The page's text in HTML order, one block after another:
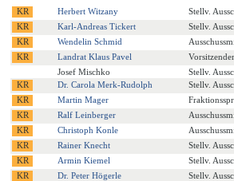
Herbert Witzany
Stellv.
Karl-Andreas Tickert
Stellv.
Wendelin Schmid
Landrat Klaus Pavel
Vorsitzender
Josef Mischko
Stellv.
Dr. Carola Merk-Rudolph
Stellv.
Martin Mager
Ralf Leinberger
Christoph Konle
Rainer Knecht
Stellv.
Armin Kiemel
Stellv.
Dr. Peter Högerle
Stellv.